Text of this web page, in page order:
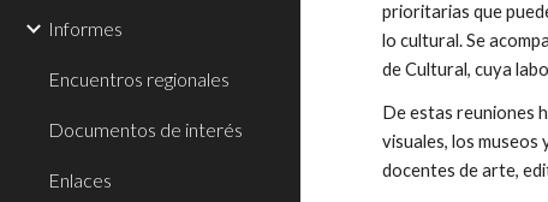
Informes
Encuentros regionales
Documentos de interés
Enlaces
prioritarias que
lo cultural. Se
de Cultural, cuya
De estas reuniones
visuales, los
docentes de arte,